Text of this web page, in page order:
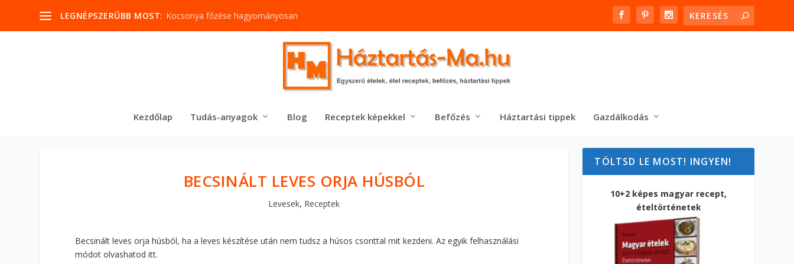
LEGNÉPSZERŰBB MOST: Kocsonya főzése hagyományosan
Kezdőlap Tudás-anyagok Blog Receptek képekkel Befőzés Háztartási tippek Gazdálkodás
BECSINÁLT LEVES ORJA HÚSBÓL
Levesek, Receptek
Becsinált leves orja húsból, ha a leves készítése után nem tudsz a húsos csonttal mit kezdeni. Az egyik felhasználási
módot olvashatod itt.
TÖLTSD LE MOST! INGYEN!
10+2 képes magyar recept,
ételtörténetek